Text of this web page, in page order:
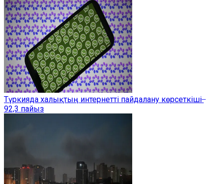
Түркияда халықтың интернетті пайдалану көрсеткіші ̶
92,3 пайыз